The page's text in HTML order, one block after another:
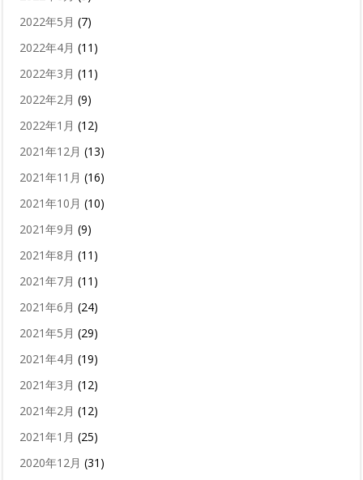
2022年5月 (7)
2022年4月 (11)
2022年3月 (11)
2022年2月 (9)
2022年1月 (12)
2021年12月 (13)
2021年11月 (16)
2021年10月 (10)
2021年9月 (9)
2021年8月 (11)
2021年7月 (11)
2021年6月 (24)
2021年5月 (29)
2021年4月 (19)
2021年3月 (12)
2021年2月 (12)
2021年1月 (25)
2020年12月 (31)